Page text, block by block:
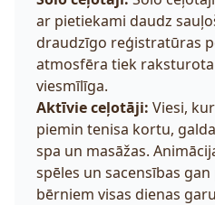
ar pietiekami daudz
draudzīgo reģistratūras
atmosfēra tiek
viesmīlīga.
Aktīvie ceļotāji: Viesi,
piemin tenisa kortu,
spa un masāžas.
spēles un sacensības
bērniem visas dienas